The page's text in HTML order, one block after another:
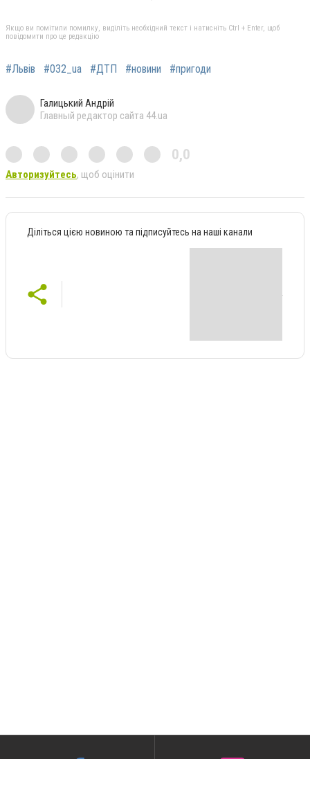
Якщо ви помітили помилку, виділіть необхідний текст і натисніть Ctrl + Enter, щоб
повідомити про це редакцію
#Львів #032_ua #ДТП #новини #пригоди
Галицький Андрій
Главный редактор сайта 44.ua
0,0
Авторизуйтесь, щоб оцінити
Діліться цією новиною та підписуйтесь на наші канали